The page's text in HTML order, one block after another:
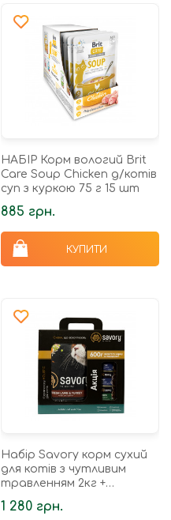
НАБІР Корм вологий Brit
Care Soup Chicken д/котів
суп з куркою 75 г 15 шт
885 грн.
КУПИТИ
Набір Savory корм сухий
для котів з чутливим
травленням 2кг +
консерви 3*200г
1 280 грн.